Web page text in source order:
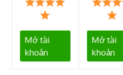
Mở tài
khoản
Mở tài
khoản